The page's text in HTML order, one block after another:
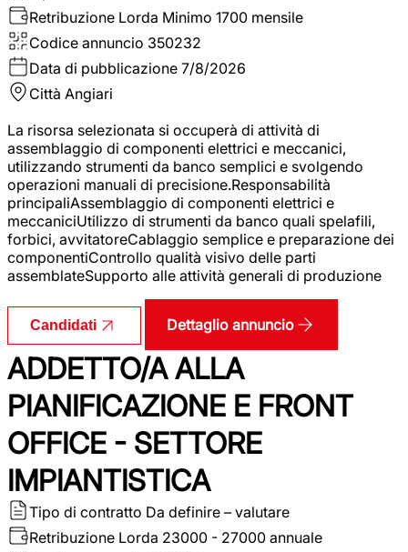
Retribuzione Lorda Minimo 1700 mensile
Codice annuncio 350232
Data di pubblicazione 7/8/2026
Città Angiari
La risorsa selezionata si occuperà di attività di
assemblaggio di componenti elettrici e meccanici,
utilizzando strumenti da banco semplici e svolgendo
operazioni manuali di precisione.Responsabilità
principaliAssemblaggio di componenti elettrici e
meccaniciUtilizzo di strumenti da banco quali spelafili,
forbici, avvitatoreCablaggio semplice e preparazione dei
componentiControllo qualità visivo delle parti
assemblateSupporto alle attività generali di produzione
Candidati Dettaglio annuncio
ADDETTO/A ALLA
PIANIFICAZIONE E FRONT
OFFICE - SETTORE
IMPIANTISTICA
Tipo di contratto Da definire – valutare
Retribuzione Lorda 23000 - 27000 annuale